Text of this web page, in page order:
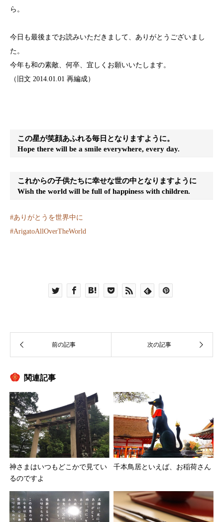
ら。
今日も最後までお読みいただきまして、ありがとうございまし
た。
今年も和の素敵、何卒、宜しくお願いいたします。
（旧文 2014.01.01 再編成）
この星が笑顔あふれる毎日となりますように。
Hope there will be a smile everywhere, every day.
これからの子供たちに幸せな世の中となりますように
Wish the world will be full of happiness with children.
#ありがとうを世界中に
#ArigatoAllOverTheWorld
関連記事
神さまはいつもどこかで見てい
るのですよ
千本鳥居といえば、お稲荷さん